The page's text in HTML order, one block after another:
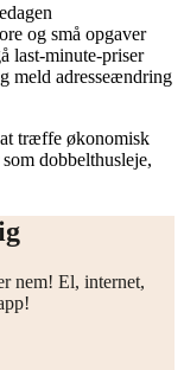
og små opgaver
last-minute-priser
meld adresseændring
træffe økonomisk
dobbelthusleje,
nem! El, internet,